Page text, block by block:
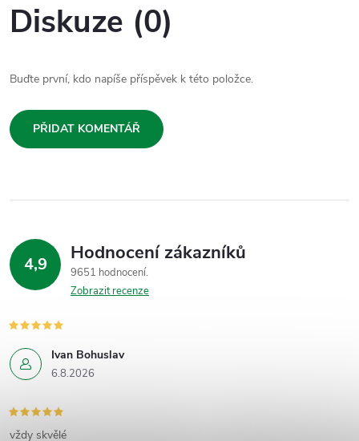
Diskuze (0)
Buďte první, kdo napíše příspěvek k této položce.
PŘIDAT KOMENTÁŘ
4,9 Hodnocení zákazníků
9651 hodnocení
Zobrazit recenze
Ivan Bohuslav
6.8.2026
vždy skvělé